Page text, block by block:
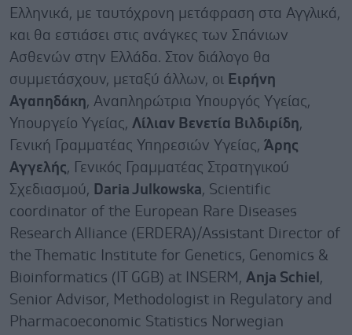
Ελληνικά, με ταυτόχρονη μετάφραση στα Αγγλικά,
και θα εστιάσει στις ανάγκες των Σπάνιων
Ασθενών στην Ελλάδα. Στον διάλογο θα
συμμετάσχουν, μεταξύ άλλων, οι Ειρήνη
Αγαπηδάκη, Αναπληρώτρια Υπουργός Υγείας,
Υπουργείο Υγείας, Λίλιαν Βενετία Βιλδιρίδη,
Γενική Γραμματέας Υπηρεσιών Υγείας, Άρης
Αγγελής, Γενικός Γραμματέας Στρατηγικού
Σχεδιασμού, Daria Julkowska, Scientific
coordinator of the European Rare Diseases
Research Alliance (ERDERA)/Assistant Director of
the Thematic Institute for Genetics, Genomics &
Bioinformatics (IT GGB) at INSERM, Anja Schiel ,
Senior Advisor, Methodologist in Regulatory and
Pharmacoeconomic Statistics Norwegian